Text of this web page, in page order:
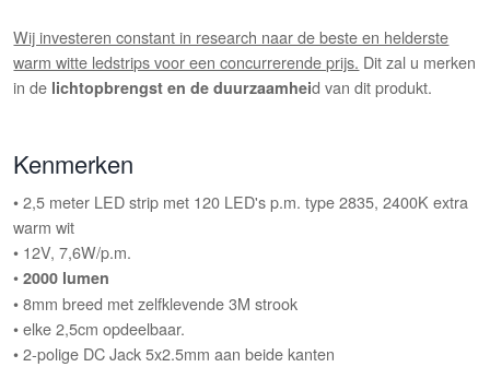
Wij investeren constant in research naar de beste en helderste
warm witte ledstrips voor een concurrerende prijs. Dit zal u merken
in de lichtopbrengst en de duurzaamheid van dit produkt.
Kenmerken
• 2,5 meter LED strip met 120 LED's p.m. type 2835, 2400K extra
warm wit
• 12V, 7,6W/p.m.
•2000 lumen
• 8mm breed met zelfklevende 3M strook
• elke 2,5cm opdeelbaar.
• 2-polige DC Jack 5x2.5mm aan beide kanten